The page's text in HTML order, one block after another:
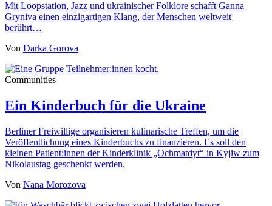
Mit Loopstation, Jazz und ukrainischer Folklore schafft Ganna
Gryniva einen einzigartigen Klang, der Menschen weltweit
berührt…
Von Darka Gorova
Communities
Ein Kinderbuch für die Ukraine
Berliner Freiwillige organisieren kulinarische Treffen, um die
Veröffentlichung eines Kinderbuchs zu finanzieren. Es soll den
kleinen Patient:innen der Kinderklinik „Ochmatdyt“ in Kyjiw zum
Nikolaustag geschenkt werden.
Von Nana Morozova